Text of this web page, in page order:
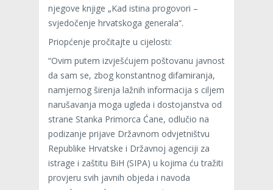
njegove knjige „Kad istina progovori –
svjedočenje hrvatskoga generala“.
Priopćenje pročitajte u cijelosti:
“Ovim putem izvješćujem poštovanu javnost
da sam se, zbog konstantnog difamiranja,
namjernog širenja lažnih informacija s ciljem
narušavanja moga ugleda i dostojanstva od
strane Stanka Primorca Ćane, odlučio na
podizanje prijave Državnom odvjetništvu
Republike Hrvatske i Državnoj agenciji za
istrage i zaštitu BiH (SIPA) u kojima ću tražiti
provjeru svih javnih objeda i navoda